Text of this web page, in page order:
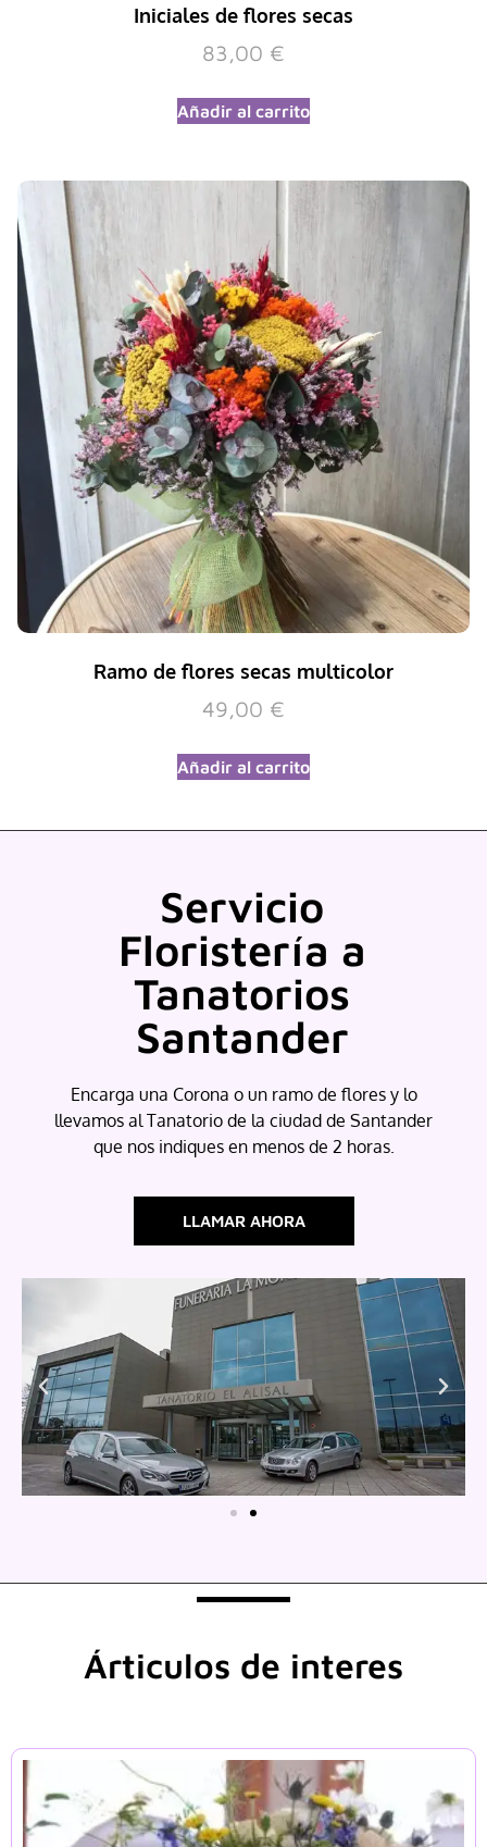
Iniciales de flores secas
83,00 €
Añadir al carrito
Ramo de flores secas multicolor
49,00 €
Añadir al carrito
Servicio
Floristería a
Tanatorios
Santander
Encarga una Corona o un ramo de flores y lo
llevamos al Tanatorio de la ciudad de Santander
que nos indiques en menos de 2 horas.
LLAMAR AHORA
Árticulos de interes